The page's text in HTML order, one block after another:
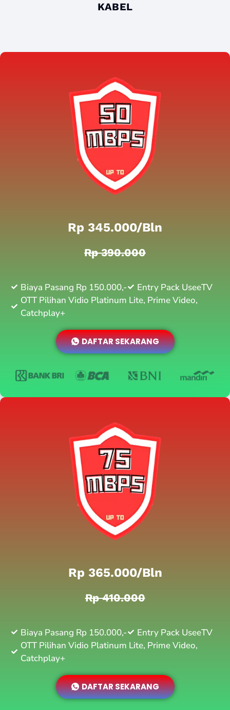
KABEL
Rp 345.000/bln
Rp 390.000
Biaya Pasang Rp 150.000,-
Entry Pack UseeTV
OTT Pilihan Vidio Platinum Lite, Prime Video,
Catchplay+
DAFTAR SEKARANG
Rp 365.000/bln
Rp 410.000
Biaya Pasang Rp 150.000,-
Entry Pack UseeTV
OTT Pilihan Vidio Platinum Lite, Prime Video,
Catchplay+
DAFTAR SEKARANG